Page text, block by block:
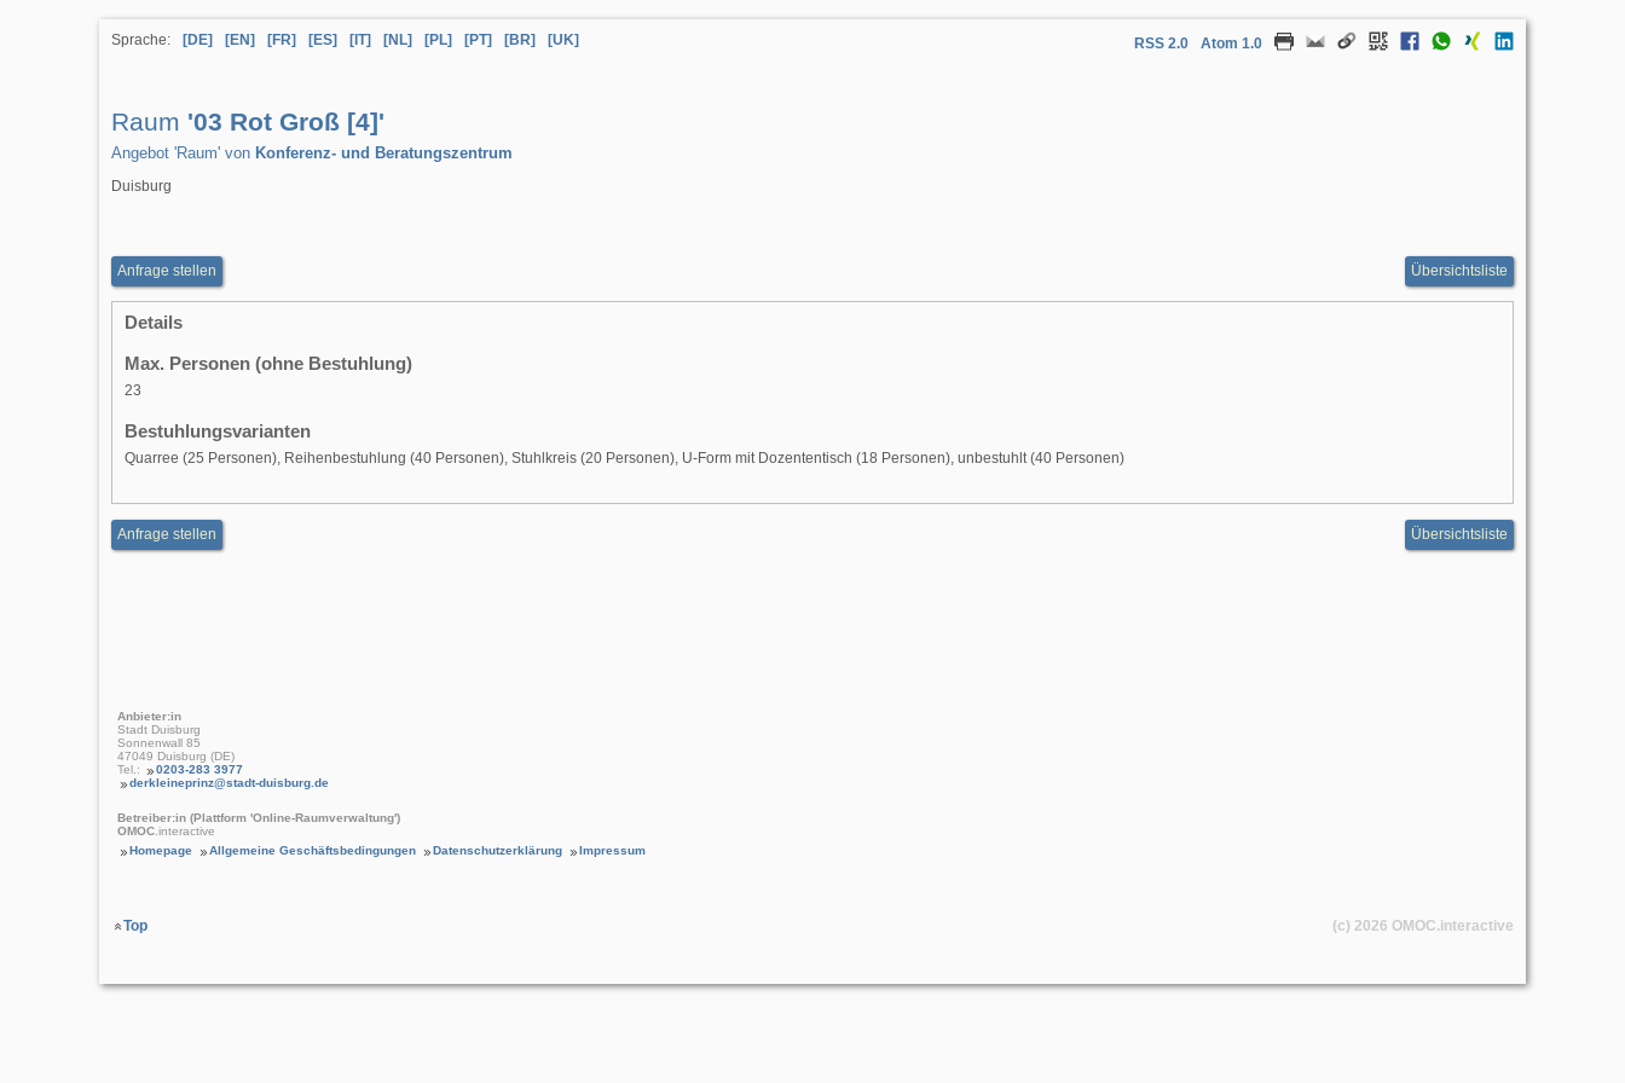
Sprache: [DE] [EN] [FR] [ES] [IT] [NL] [PL] [PT] [BR] [UK] RSS 2.0 Atom 1.0
Raum '03 Rot Groß [4]'
Angebot 'Raum' von Konferenz- und Beratungszentrum
Duisburg
Anfrage stellen Übersichtsliste
Details
Max. Personen (ohne Bestuhlung)
23
Bestuhlungsvarianten
Quarree (25 Personen), Reihenbestuhlung (40 Personen), Stuhlkreis (20 Personen), U-Form mit Dozententisch (18 Personen), unbestuhlt (40 Personen)
Anfrage stellen Übersichtsliste
Anbieter:in
Stadt Duisburg
Sonnenwall 85
47049 Duisburg (DE)
Tel.:
0203-283 3977
derkleineprinz@stadt-duisburg.de
Betreiber:in (Plattform 'Online-Raumverwaltung')
OMOC .interactive
Homepage
Allgemeine Geschäftsbedingungen Datenschutzerklärung Impressum
Top (c) 2026 OMOC.interactive